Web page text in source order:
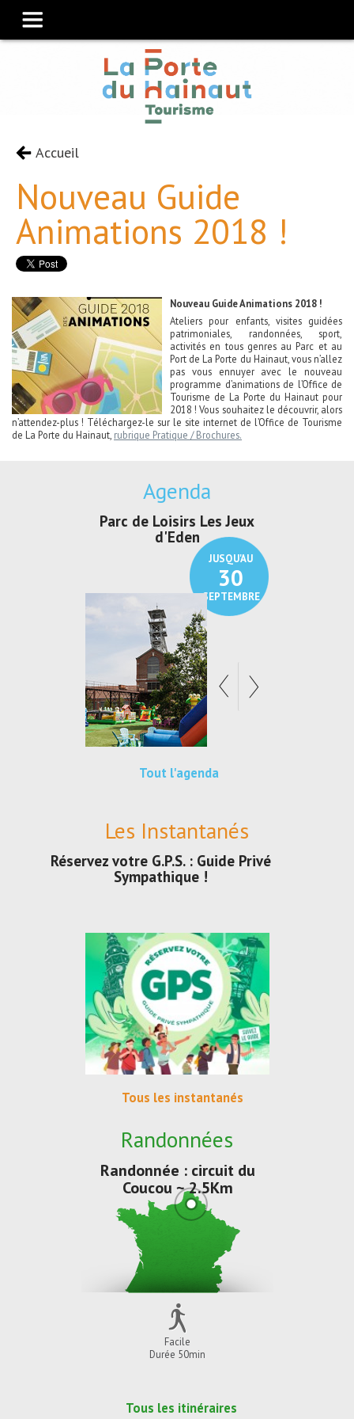
Accueil
Nouveau Guide
Animations 2018 !
Nouveau Guide Animations 2018 !
Ateliers pour enfants, visites guidées
patrimoniales, randonnées, sport,
activités en tous genres au Parc et au
Port de La Porte du Hainaut, vous n’allez
pas vous ennuyer avec le nouveau
programme d’animations de l’Office de
Tourisme de La Porte du Hainaut pour
2018 ! Vous souhaitez le découvrir, alors
n’attendez-plus ! Téléchargez-le sur le site internet de l’Office de Tourisme
de La Porte du Hainaut, rubrique Pratique / Brochures.
Agenda
JUSQU'AU
30
SEPTEMBRE
Parc de Loisirs Les Jeux
d'Eden
Tout l'agenda
Les Instantanés
Réservez votre G.P.S. : Guide Privé
Sympathique !
Tous les instantanés
Randonnées
Randonnée : circuit du
Coucou ~ 2.5Km
Facile
Durée 50min
Tous les itinéraires